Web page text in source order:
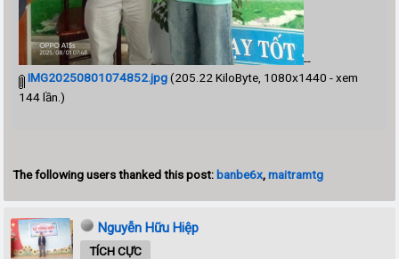
--
IMG20250801074852.jpg(205.22 KiloByte, 1080x1440 - xem
144 lần.)
The following users thanked this post: banbe6x,maitramtg
Nguyễn Hữu Hiệp
TÍCH CỰC